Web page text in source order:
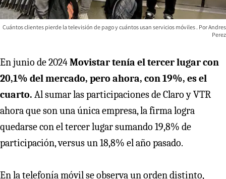
Cuántos clientes pierde la televisión de pago y cuántos usan servicios móviles
Andres
Perez
En junio de 2024Movistar tenía el tercer lugar con
20,1% del mercado, pero ahora, con 19%, es el
cuarto. Al sumar las participaciones de Claro y VTR
ahora que son una única empresa, la firma logra
quedarse con el tercer lugar sumando 19,8% de
participación, versus un 18,8% el año pasado.
En la telefonía móvil se observa un orden distinto,